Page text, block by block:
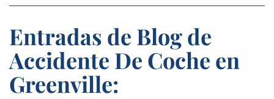
Entradas de Blog de
Accidente De Coche en
Greenville: